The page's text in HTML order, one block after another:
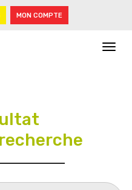
MON COMPTE